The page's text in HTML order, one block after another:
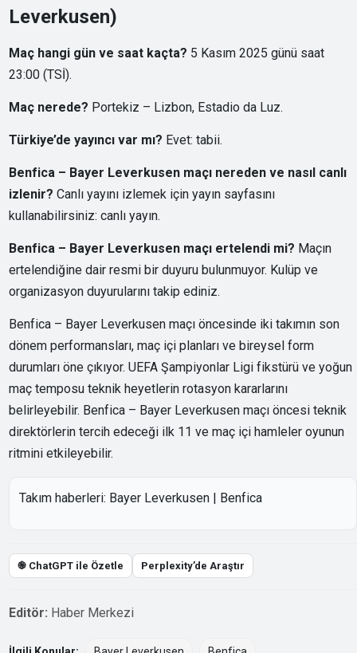
Leverkusen)
Maç hangi gün ve saat kaçta? 5 Kasım 2025 günü saat
23:00 (TSİ).
Maç nerede? Portekiz – Lizbon, Estadio da Luz.
Türkiye’de yayıncı var mı? Evet: tabii.
Benfica – Bayer Leverkusen maçı nereden ve nasıl canlı
izlenir? Canlı yayını izlemek için yayın sayfasını
kullanabilirsiniz:canlı yayın.
Benfica – Bayer Leverkusen maçı ertelendi mi? Maçın
ertelendiğine dair resmi bir duyuru bulunmuyor. Kulüp ve
organizasyon duyurularını takip ediniz.
Benfica – Bayer Leverkusen maçı öncesinde iki takımın son
dönem performansları, maç içi planları ve bireysel form
durumları öne çıkıyor. UEFA Şampiyonlar Ligi fikstürü ve yoğun
maç temposu teknik heyetlerin rotasyon kararlarını
belirleyebilir. Benfica – Bayer Leverkusen maçı öncesi teknik
direktörlerin tercih edeceği ilk 11 ve maç içi hamleler oyunun
ritmini etkileyebilir.
Takım haberleri: Bayer Leverkusen | Benfica
֎ ChatGPT ile Özetle Perplexity’de Araştır
Editör: Haber Merkezi